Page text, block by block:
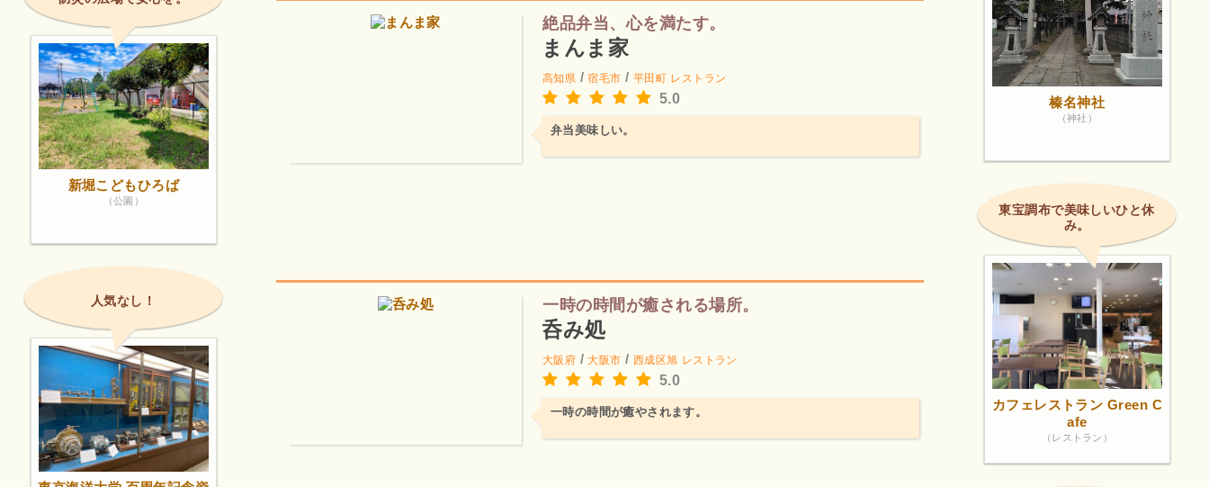
絶品弁当、心を満たす。
まんま家
高知県 /宿毛市 / 平田町 レストラン
5.0
弁当美味しい。
一時の時間が癒される場所。
呑み処
大阪府 / 大阪市 / 西成区旭 レストラン
5.0
一時の時間が癒やされます。
新堀こどもひろば
（公園）
人気なし！
榛名神社
（神社）
東宝調布で美味しいひと休
み。
カフェレストラン Green C
afe
（レストラン）